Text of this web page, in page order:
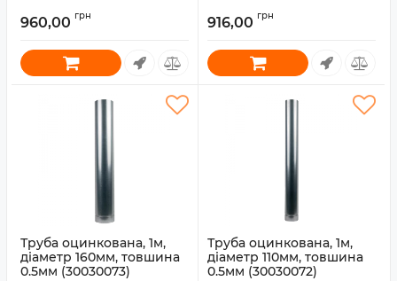
960,00 грн 916,00 грн
Труба оцинкована, 1м,
діаметр 160мм, товшина
0.5мм (30030073)
Труба оцинкована, 1м,
діаметр 110мм, товшина
0.5мм (30030072)